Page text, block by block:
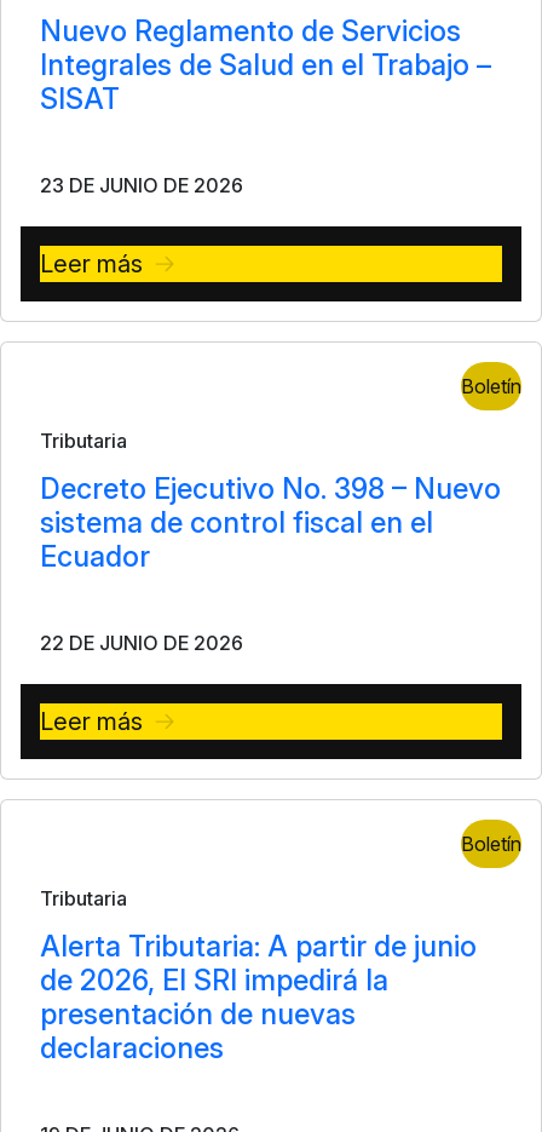
Nuevo Reglamento de Servicios
Integrales de Salud en el Trabajo –
SISAT
23 DE JUNIO DE 2026
Leer más
Boletín
Tributaria
Decreto Ejecutivo No. 398 – Nuevo
sistema de control fiscal en el
Ecuador
22 DE JUNIO DE 2026
Leer más
Boletín
Tributaria
Alerta Tributaria: A partir de junio
de 2026, El SRI impedirá la
presentación de nuevas
declaraciones